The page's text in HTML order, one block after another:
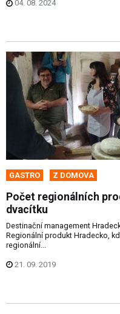
04. 08. 2024
GASTRO Z DOMOVA
Počet regionálních
dvacítku
Destinační management
Regionální produkt Hradecko,
regionální...
21. 09. 2019